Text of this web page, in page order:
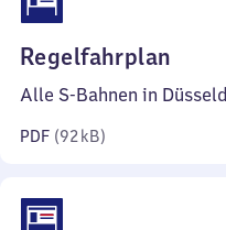
Regelfahrplan
92
Alle S-Bahnen in
PDF (92 kB)